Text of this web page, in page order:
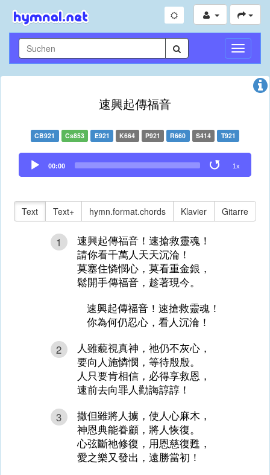
速興起傳福音
CB921 Cs853 E921 K664 P921 R660 S414 T921
Audio
Player
00:00 1x
Text Text+ hymn.format.chords Klavier Gitarre
1
速興起傳福音！速搶救靈魂！
請你看千萬人天天沉淪！
莫塞住憐憫心，莫看重金銀，
鬆開手傳福音，趁著現今。
速興起傳福音！速搶救靈魂！
你為何仍忍心，看人沉淪！
2
人雖藐視真神，祂仍不灰心，
要向人施憐憫，等待殷殷。
人只要肯相信，必得享救恩，
速前去向罪人勸誨諄諄！
3
撒但雖將人擄，使人心麻木，
神恩典能眷顧，將人恢復。
心弦斷祂修復，用恩慈復甦，
愛之樂又發出，遠勝當初！